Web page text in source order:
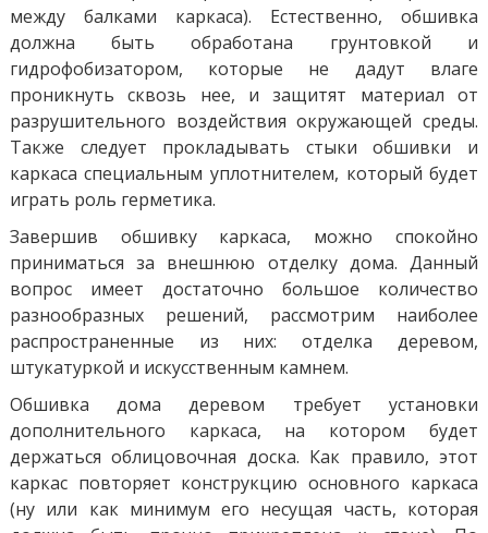
между балками каркаса). Естественно, обшивка
должна быть обработана грунтовкой и
гидрофобизатором, которые не дадут влаге
проникнуть сквозь нее, и защитят материал от
разрушительного воздействия окружающей среды.
Также следует прокладывать стыки обшивки и
каркаса специальным уплотнителем, который будет
играть роль герметика.
Завершив обшивку каркаса, можно спокойно
приниматься за внешнюю отделку дома. Данный
вопрос имеет достаточно большое количество
разнообразных решений, рассмотрим наиболее
распространенные из них: отделка деревом,
штукатуркой и искусственным камнем.
Обшивка дома деревом требует установки
дополнительного каркаса, на котором будет
держаться облицовочная доска. Как правило, этот
каркас повторяет конструкцию основного каркаса
(ну или как минимум его несущая часть, которая